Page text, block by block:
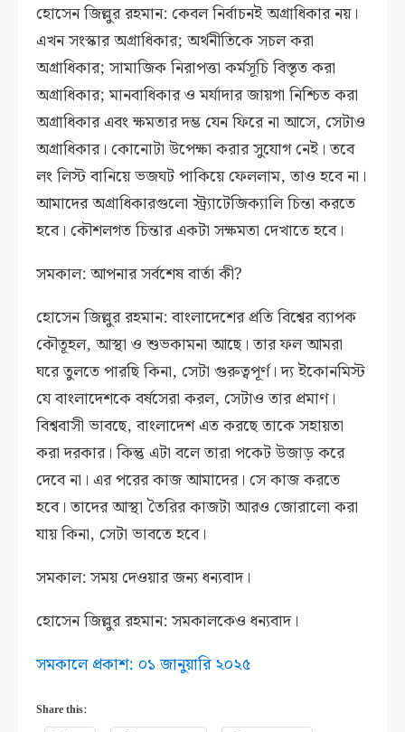
হোসেন জিল্লুর রহমান: কেবল নির্বাচনই অগ্রাধিকার নয়।
এখন সংস্কার অগ্রাধিকার; অর্থনীতিকে সচল করা
অগ্রাধিকার; সামাজিক নিরাপত্তা কর্মসূচি বিস্তৃত করা
অগ্রাধিকার; মানবাধিকার ও মর্যাদার জায়গা নিশ্চিত করা
অগ্রাধিকার এবং ক্ষমতার দম্ভ যেন ফিরে না আসে, সেটাও
অগ্রাধিকার। কোনোটা উপেক্ষা করার সুযোগ নেই। তবে
লং লিস্ট বানিয়ে ভজঘট পাকিয়ে ফেললাম, তাও হবে না।
আমাদের অগ্রাধিকারগুলো স্ট্র্যাটেজিক্যালি চিন্তা করতে
হবে। কৌশলগত চিন্তার একটা সক্ষমতা দেখাতে হবে।
সমকাল: আপনার সর্বশেষ বার্তা কী?
হোসেন জিল্লুর রহমান: বাংলাদেশের প্রতি বিশ্বের ব্যাপক
কৌতূহল, আস্থা ও শুভকামনা আছে। তার ফল আমরা
ঘরে তুলতে পারছি কিনা, সেটা গুরুত্বপূর্ণ। দ্য ইকোনমিস্ট
যে বাংলাদেশকে বর্ষসেরা করল, সেটাও তার প্রমাণ।
বিশ্ববাসী ভাবছে, বাংলাদেশ এত করছে তাকে সহায়তা
করা দরকার। কিন্তু এটা বলে তারা পকেট উজাড় করে
দেবে না। এর পরের কাজ আমাদের। সে কাজ করতে
হবে। তাদের আস্থা তৈরির কাজটা আরও জোরালো করা
যায় কিনা, সেটা ভাবতে হবে।
সমকাল: সময় দেওয়ার জন্য ধন্যবাদ।
হোসেন জিল্লুর রহমান: সমকালকেও ধন্যবাদ।
সমকালে প্রকাশ: ০১ জানুয়ারি ২০২৫
Share this: